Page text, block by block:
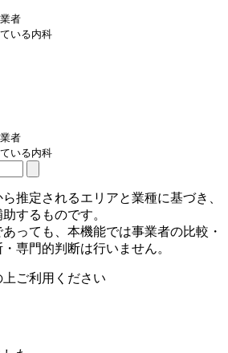
者
いる内科
者
いる内科
推定されるエリアと業種に基づき、
するものです。
っても、本機能では事業者の比較・
専門的判断は行いません。
上ご利用ください